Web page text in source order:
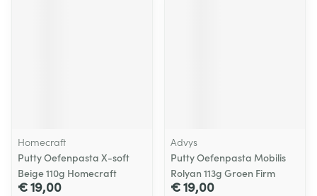
Homecraft
Putty Oefenpasta X-soft
Beige 110g Homecraft
€ 19,00
Advys
Putty Oefenpasta Mobilis
Rolyan 113g Groen Firm
€ 19,00